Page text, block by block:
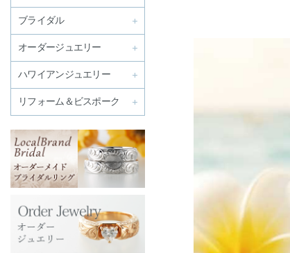
ブライダル
オーダージュエリー
ハワイアンジュエリー
リフォーム＆ビスポーク